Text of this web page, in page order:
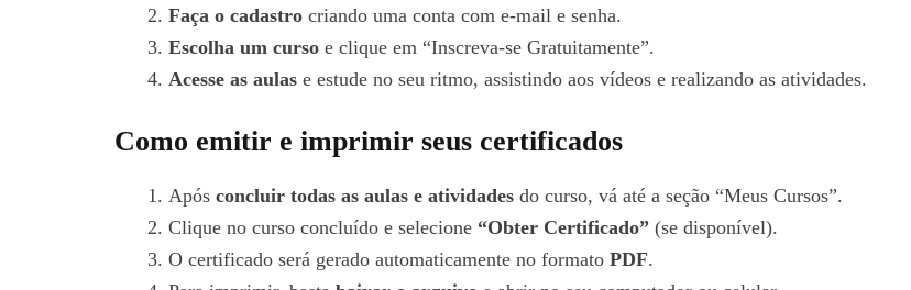
Faça o cadastro criando uma conta com e-mail e senha.
Escolha um curso e clique em “Inscreva-se Gratuitamente”.
Acesse as aulas e estude no seu ritmo, assistindo aos vídeos e realizando as atividades.
Como emitir e imprimir seus certificados
Após concluir todas as aulas e atividades do curso, vá até a seção “Meus Cursos”.
Clique no curso concluído e selecione “Obter Certificado” (se disponível).
O certificado será gerado automaticamente no formato PDF.